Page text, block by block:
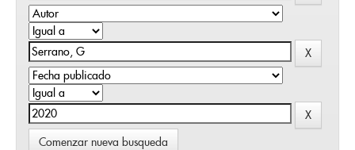
Comenzar nueva busqueda